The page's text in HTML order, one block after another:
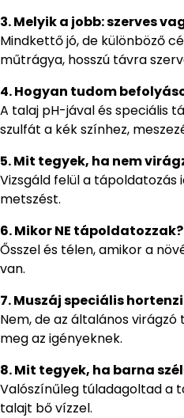
3. Melyik a jobb: szerves
Mindkettő jó, de különböző
műtrágya, hosszú távra
4. Hogyan tudom
A talaj pH-jával és speciális
szulfát a kék színhez,
5. Mit tegyek, ha nem
Vizsgáld felül a
metszést.
6. Mikor NE tápoldatozzak?
Ősszel és télen, amikor a
van.
7. Muszáj speciális
Nem, de az általános
meg az igényeknek.
8. Mit tegyek, ha barna
Valószínűleg túladagoltad a
talajt bő vízzel.